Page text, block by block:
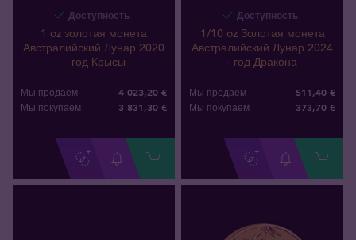
Доступность
1 oz золотая монета
Австралийский Лунар 2020
– год Крысы
Мы продаем 4 023,20 €
Мы покупаем 3 831,30 €
Доступность
1/10 oz Золотая монета
Австралийский Лунар 2024
- год Дракона
Мы продаем 511,40 €
Мы покупаем 373,70 €